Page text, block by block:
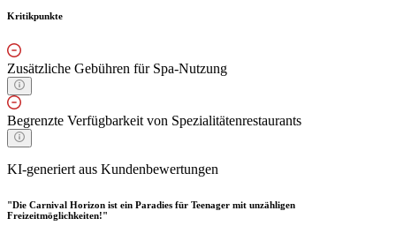
Kritikpunkte
Zusätzliche Gebühren für Spa-Nutzung
Begrenzte Verfügbarkeit von Spezialitätenrestaurants
KI-generiert aus Kundenbewertungen
"Die Carnival Horizon ist ein Paradies für Teenager mit unzähligen
Freizeitmöglichkeiten!"